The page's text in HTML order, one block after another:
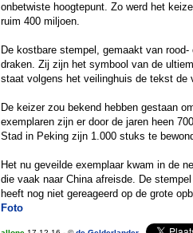
onbetwiste hoogtepunt. Zo werd het
ruim 400 miljoen.
De kostbare stempel, gemaakt van
draken. Zij zijn het symbool van de
staat volgens het veilinghuis de tekst de
De keizer zou bekend hebben gestaan
exemplaren zijn er door de jaren heen
Stad in Peking zijn 1.000 stuks te
Het nu geveilde exemplaar kwam in de
die vaak naar China afreisde. De
heeft nog niet gereageerd op de grote
Foto